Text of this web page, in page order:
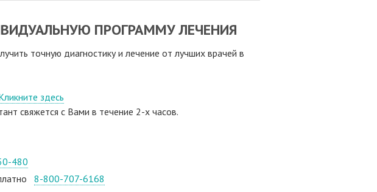
ПРОГРАММУ ЛЕЧЕНИЯ
точную диагностику и лечение от лучших врачей в
здесь
свяжeтся с Вами в течение 2-х часов.
480
8-800-707-6168